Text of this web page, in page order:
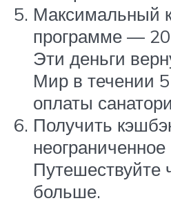
Максимальный
программе —
Эти деньги
Мир в течении
оплаты
Получить
Путешествуйте
больше.